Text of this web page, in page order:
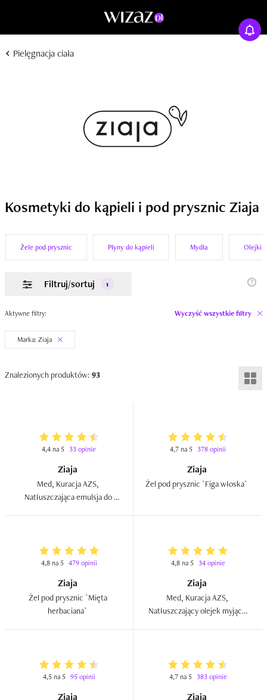
Pielęgnacja ciała
Kosmetyki do kąpieli i pod prysznic Ziaja
Żele pod prysznic Płyny do kąpieli Mydła Olejki
Filtruj/sortuj 1
Aktywne filtry: Wyczyść wszystkie filtry
Marka: Ziaja
Znalezionych produktów: 93
4,4 na 5 33 opinie
Ziaja
Med, Kuracja AZS,
Natłuszczająca emulsja do
4,7 na 5 378 opinii
Ziaja
4,8 na 5 479 opinii
Ziaja
Żel pod prysznic `Mięta
4,8 na 5 34 opinie
Ziaja
Med, Kuracja AZS,
Natłuszczający olejek myjący
4,5 na 5 95 opinii
Ziaja
4,7 na 5 383 opinie
Ziaja